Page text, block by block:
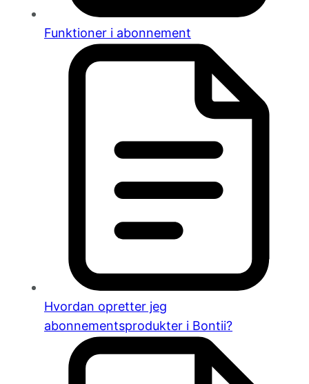
Funktioner i abonnement
Hvordan opretter jeg
abonnementsprodukter i Bontii?